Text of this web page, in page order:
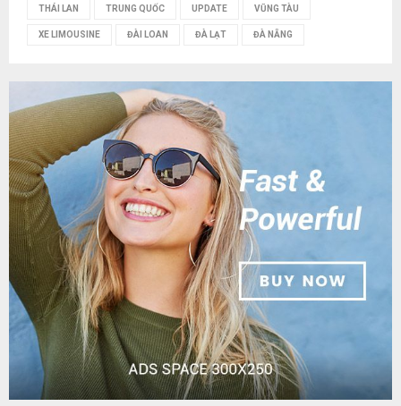
THÁI LAN TRUNG QUỐC UPDATE VŨNG TÀU
XE LIMOUSINE ĐÀI LOAN ĐÀ LẠT ĐÀ NẴNG